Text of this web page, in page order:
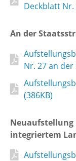
Deckblatt
An der
Nr. 27 an
(386KB)
integriertem